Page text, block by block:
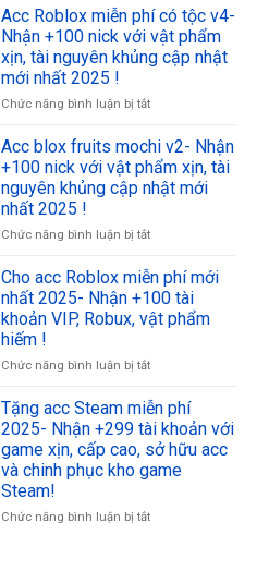
Liên
Quân
free
không
khóa
Nhận
+500
tài
khoản
skin
quân
huy
tham
gia
trường
!
Acc Roblox miễn phí có tộc v4-
Nhận +100 nick với vật phẩm
xịn, tài nguyên khủng cập nhật
mới nhất 2025 !
Chức năng bình luận bị tắtở
Roblox
miễn
phí
có
v4-
+100
nick
với
vật
xịn,
nguyên
khủng
cập
nhật
mới
Acc blox fruits mochi v2- Nhận
+100 nick với vật phẩm xịn, tài
nguyên khủng cập nhật mới
nhất 2025 !
Chức năng bình luận bị tắtở
blox
fruits
mochi
v2-
+100
với
vật
phẩm
xịn,
tài
khủng
Cho acc Roblox miễn phí mới
nhất 2025- Nhận +100 tài
khoản VIP, Robux, vật phẩm
hiếm !
Chức năng bình luận bị tắtở
acc
Roblox
miễn
phí
mới
2025-
Tặng acc Steam miễn phí
2025- Nhận +299 tài khoản với
game xịn, cấp cao, sở hữu acc
và chinh phục kho game
Steam!
Chức năng bình luận bị tắtở